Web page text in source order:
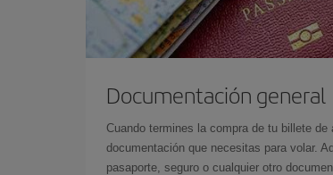
Documentación general
Cuando termines la compra de tu billete
documentación que necesitas para volar.
pasaporte, seguro o cualquier otro